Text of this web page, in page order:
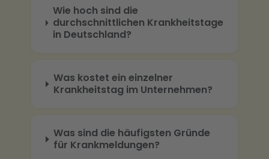
Wie hoch sind die
durchschnittlichen Krankheitstage
in Deutschland?
Was kostet ein einzelner
Krankheitstag im Unternehmen?
Was sind die häufigsten Gründe
für Krankmeldungen?